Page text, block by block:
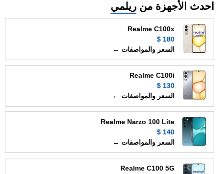
احدث الأجهزة من ريلمي
Realme C100x
180 $
السعر والمواصفات ←
Realme C100i
130 $
السعر والمواصفات ←
Realme Narzo 100 Lite
140 $
السعر والمواصفات ←
Realme C100 5G